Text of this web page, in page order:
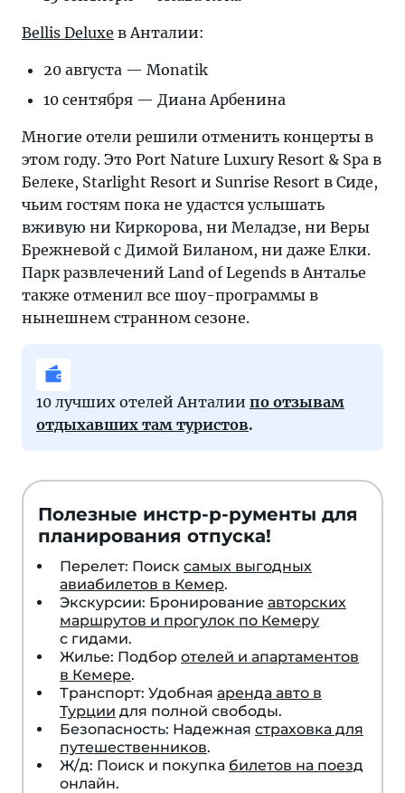
Bellis Deluxe в Анталии:
20 августа — Monatik
10 сентября — Диана Арбенина
Многие отели решили отменить концерты в
этом году. Это Port Nature Luxury Resort & Spa в
Белеке, Starlight Resort и Sunrise Resort в Сиде,
чьим гостям пока не удастся услышать
вживую ни Киркорова, ни Меладзе, ни Веры
Брежневой с Димой Биланом, ни даже Елки.
Парк развлечений Land of Legends в Анталье
также отменил все шоу-программы в
нынешнем странном сезоне.
10 лучших отелей Анталии по отзывам
отдыхавших там туристов.
Полезные инстр-р-рументы для
планирования отпуска!
Перелет: Поиск самых выгодных
авиабилетов в Кемер.
Экскурсии: Бронирование авторских
маршрутов и прогулок по Кемеру
с гидами.
Жилье: Подбор отелей и апартаментов
в Кемере.
Транспорт: Удобная аренда авто в
Турции для полной свободы.
Безопасность: Надежная страховка для
путешественников.
Ж/д: Поиск и покупка билетов на поезд
онлайн.